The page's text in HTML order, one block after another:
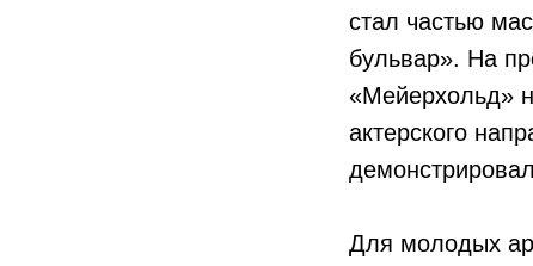
стал частью
бульвар». На
«Мейерхольд»
актерского
Для молодых